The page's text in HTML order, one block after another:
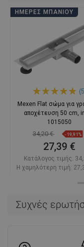
Συχνές
ΗΜΈΡΕΣ ΜΠΆΝΙΟΥ
Mexen Flat σώμα για
αποχέτευση 50 cm,
1015050
34,20 € -19,91%
27,39 €
Κατάλογος τιμής:
Η χαμηλότερη τιμή: